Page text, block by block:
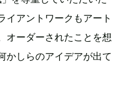
イアントワークもアート
オーダーされたことを想
かしらのアイデアが出て